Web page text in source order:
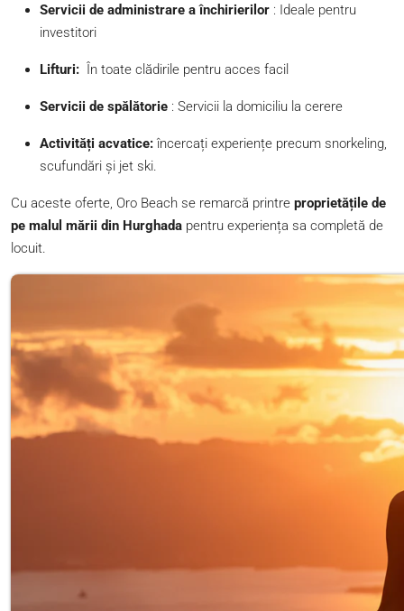
Servicii de administrare a închirierilor : Ideale pentru
investitori
Lifturi: În toate clădirile pentru acces facil
Servicii de spălătorie : Servicii la domiciliu la cerere
Activități acvatice: încercați experiențe precum snorkeling,
scufundări și jet ski.
Cu aceste oferte, Oro Beach se remarcă printre proprietățile de
pe malul mării din Hurghada pentru experiența sa completă de
locuit.